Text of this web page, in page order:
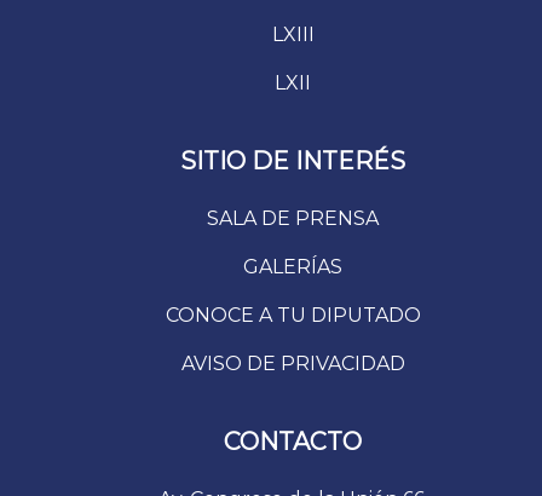
LXIII
LXII
SITIO DE INTERÉS
SALA DE PRENSA
GALERÍAS
CONOCE A TU DIPUTADO
AVISO DE PRIVACIDAD
CONTACTO